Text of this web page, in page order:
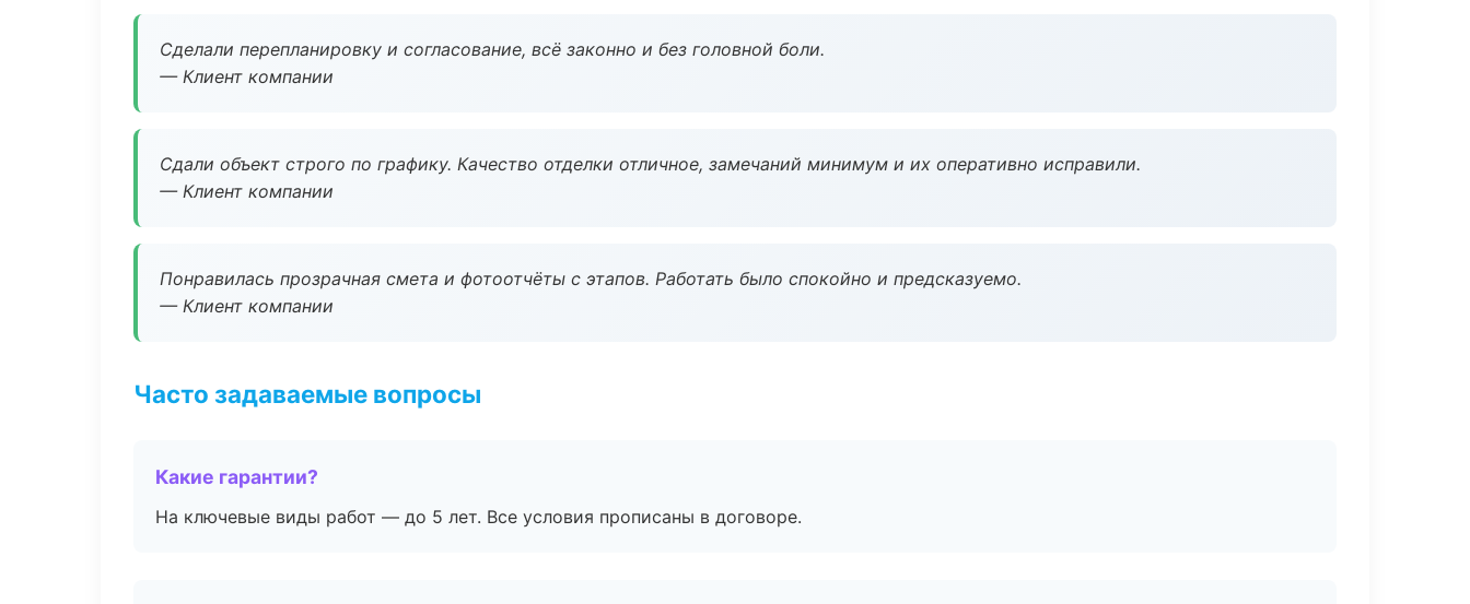
Сделали перепланировку и согласование, всё законно и без головной боли.
— Клиент компании
Сдали объект строго по графику. Качество отделки отличное, замечаний минимум и их оперативно исправили.
— Клиент компании
Понравилась прозрачная смета и фотоотчёты с этапов. Работать было спокойно и предсказуемо.
— Клиент компании
Часто задаваемые вопросы
Какие гарантии?
На ключевые виды работ — до 5 лет. Все условия прописаны в договоре.